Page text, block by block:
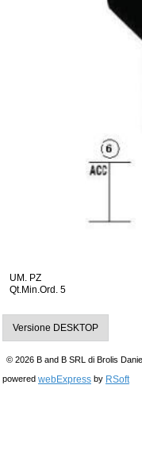
UM. PZ
Qt.Min.Ord. 5
Versione DESKTOP
© 2026 B and B SRL di Brolis
powered webExpress by RSoft